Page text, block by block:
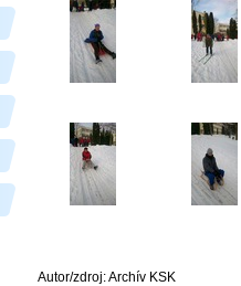
Autor/zdroj: Archív KSK